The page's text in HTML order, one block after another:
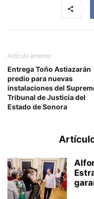
Artículo anterior
Entrega Toño Astiazarán
predio para nuevas
instalaciones del
Tribunal de Justicia del
Estado de Sonora